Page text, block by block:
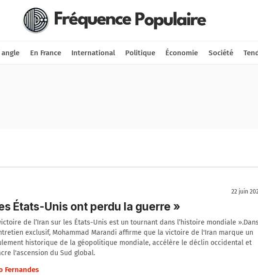
angle En France International Politique Économie Société
Nous soutenir
22 juin
États-Unis ont perdu la guerre »
de l’Iran sur les États-Unis est un tournant dans l’histoire mondiale
exclusif, Mohammad Marandi affirme que la victoire de l'Iran marque un
historique de la géopolitique mondiale, accélère le déclin occidental et
l'ascension du Sud global.
Fernandes